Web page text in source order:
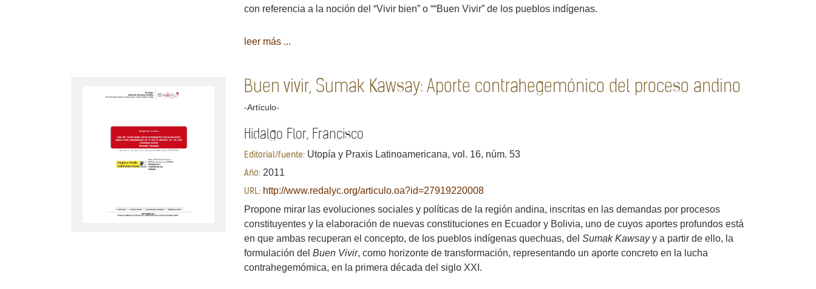
con referencia a la noción del “Vivir bien” o ““Buen Vivir” de los pueblos indígenas.
leer más ...
Buen vivir, Sumak Kawsay: Aporte contrahegemónico del proceso andino
-Artículo-
Hidalgo Flor, Francisco
Editorial/fuente: Utopía y Praxis Latinoamericana, vol. 16, núm. 53
Año: 2011
URL: http://www.redalyc.org/articulo.oa?id=27919220008
Propone mirar las evoluciones sociales y políticas de la región andina, inscritas en las demandas por procesos
constituyentes y la elaboración de nuevas constituciones en Ecuador y Bolivia, uno de cuyos aportes profundos está
en que ambas recuperan el concepto, de los pueblos indígenas quechuas, del Sumak Kawsayy a partir de ello, la
formulación del Buen Vivir, como horizonte de transformación, representando un aporte concreto en la lucha
contrahegemómica, en la primera década del siglo XXI.